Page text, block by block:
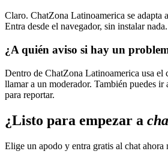
Claro. ChatZona Latinoamerica se adapta
Entra desde el navegador, sin instalar nada.
¿A quién aviso si hay un
Dentro de ChatZona Latinoamerica usa el
llamar a un moderador. También puedes ir
para reportar.
¿Listo para empezar a
Elige un apodo y entra gratis al chat ahora